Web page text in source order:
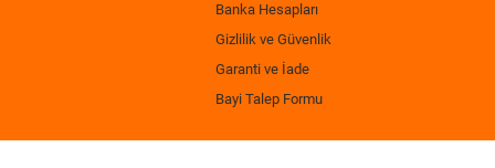
Banka Hesapları
Gizlilik ve Güvenlik
Garanti ve İade
Bayi Talep Formu